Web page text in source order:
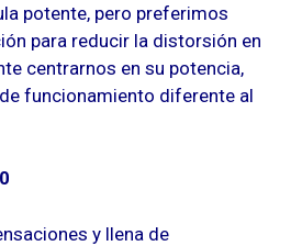
potente, pero preferimos
para reducir la distorsión en
centrarnos en su potencia,
funcionamiento diferente al
y llena de